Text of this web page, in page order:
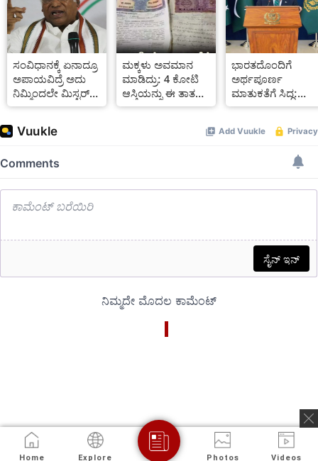
ಸಂವಿಧಾನಕ್ಕೆ ಏನಾದ್ರೂ
ಅಪಾಯವಿದ್ರೆ ಅದು
ನಿಮ್ಮಿಂದಲೇ ಮಿಸ್ಟರ್
ಮೋದಿ: ಮಲ್ಲಿಕಾರ್ಜುನ
ಮಕ್ಕಳು ಅವಮಾನ
ಮಾಡಿದ್ರು: 4 ಕೋಟಿ
ಆಸ್ತಿಯನ್ನು ಈ ತಾತ
ಕೊಟ್ಟಿದ್ದು ಯಾರಿಗೆ
ಭಾರತದೊಂದಿಗೆ
ಅರ್ಥಪೂರ್ಣ
ಮಾತುಕತೆಗೆ ಸಿದ್ಧ:
ಪಾಕ್ ಪ್ರಧಾನಿ
Home Explore Photos Videos